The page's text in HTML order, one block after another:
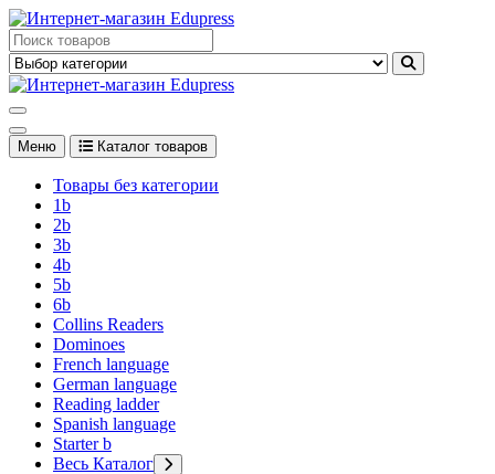
Перейти
к
содержимому
Edupress Uzbekistan, Edupress Узбекистан, книги, учебники на
английском языке
английском языке
Меню Каталог товаров
Товары без категории
1b
2b
3b
4b
5b
6b
Collins Readers
Dominoes
French language
German language
Reading ladder
Spanish language
Starter b
Весь Каталог